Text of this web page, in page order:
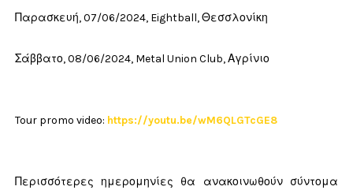
Παρασκευή, 07/06/2024, Eightball, Θεσσλονίκη
Σάββατο, 08/06/2024, Metal Union Club, Αγρίνιο
Tour promo video: https://youtu.be/wM6QLGTcGE8
Περισσότερες ημερομηνίες θα ανακοινωθούν σύντομα